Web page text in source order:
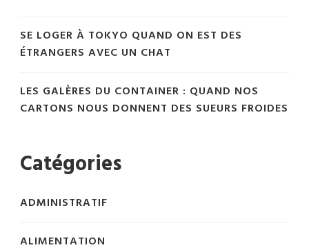
SE LOGER À TOKYO QUAND ON EST DES
ÉTRANGERS AVEC UN CHAT
LES GALÈRES DU CONTAINER : QUAND NOS
CARTONS NOUS DONNENT DES SUEURS FROIDES
Catégories
ADMINISTRATIF
ALIMENTATION